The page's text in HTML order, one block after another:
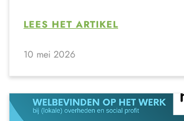
LEES HET ARTIKEL
10 mei 2026